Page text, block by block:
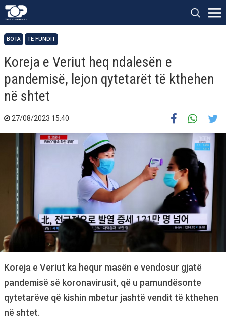
BOTA TË FUNDIT
Koreja e Veriut heq ndalesën e
pandemisë, lejon qytetarët të kthehen
në shtet
27/08/2023 15:40
Koreja e Veriut ka hequr masën e vendosur gjatë
pandemisë së koronavirusit, që u pamundësonte
qytetarëve që kishin mbetur jashtë vendit të kthehen
në shtet.